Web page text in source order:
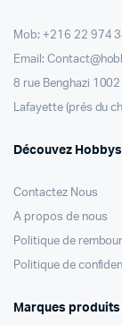
Mob: +216 22 974
Email:
8 rue Benghazi 1002
Lafayette (prés du
Découvez
Contactez Nous
A propos de nous
Politique de
Politique de
Marques produits